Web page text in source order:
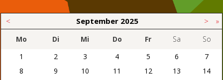
< September 2025 > »
Mo Di Mi Do Fr Sa
So
1
2 3 4 5 6
7
8
9 10 11 12 13
14